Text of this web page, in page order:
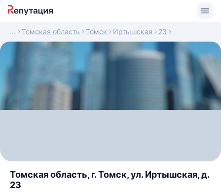
Томская область Томск Иртышская 23
Томская область, г. Томск, ул. Иртышская, д.
23